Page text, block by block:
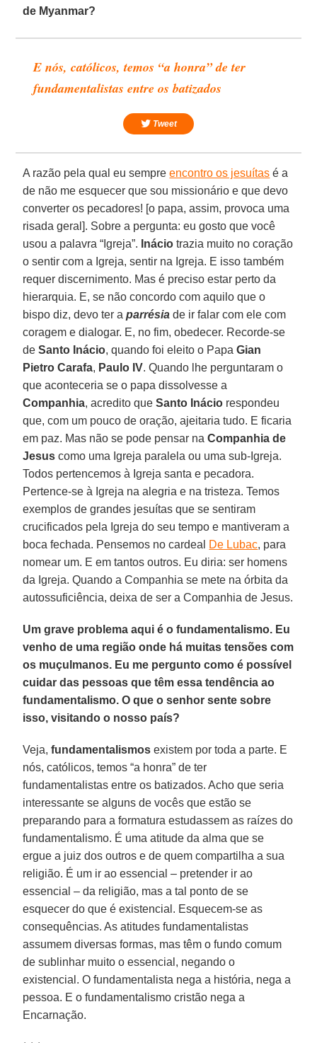
de Myanmar?
E nós, católicos, temos “a honra” de ter
fundamentalistas entre os batizados
Tweet
A razão pela qual eu sempreencontro os jesuítas é a
de não me esquecer que sou missionário e que devo
converter os pecadores! [o papa, assim, provoca uma
risada geral]. Sobre a pergunta: eu gosto que você
usou a palavra “Igreja”. Inácio trazia muito no coração
o sentir com a Igreja, sentir na Igreja. E isso também
requer discernimento. Mas é preciso estar perto da
hierarquia. E, se não concordo com aquilo que o
bispo diz, devo ter aparrésia de ir falar com ele com
coragem e dialogar. E, no fim, obedecer. Recorde-se
deSanto Inácio, quando foi eleito o Papa Gian
Pietro Carafa, Paulo IV. Quando lhe perguntaram o
que aconteceria se o papa dissolvesse a
Companhia, acredito queSanto Inácio respondeu
que, com um pouco de oração, ajeitaria tudo. E ficaria
em paz. Mas não se pode pensar naCompanhia de
Jesus como uma Igreja paralela ou uma sub-Igreja.
Todos pertencemos à Igreja santa e pecadora.
Pertence-se à Igreja na alegria e na tristeza. Temos
exemplos de grandes jesuítas que se sentiram
crucificados pela Igreja do seu tempo e mantiveram a
boca fechada. Pensemos no cardeal De Lubac, para
nomear um. E em tantos outros. Eu diria: ser homens
da Igreja. Quando a Companhia se mete na órbita da
autossuficiência, deixa de ser a Companhia de Jesus.
Um grave problema aqui é o fundamentalismo. Eu
venho de uma região onde há muitas tensões com
os muçulmanos. Eu me pergunto como é possível
cuidar das pessoas que têm essa tendência ao
fundamentalismo. O que o senhor sente sobre
isso, visitando o nosso país?
Veja,fundamentalismos existem por toda a parte. E
nós, católicos, temos “a honra” de ter
fundamentalistas entre os batizados. Acho que seria
interessante se alguns de vocês que estão se
preparando para a formatura estudassem as raízes do
fundamentalismo. É uma atitude da alma que se
ergue a juiz dos outros e de quem compartilha a sua
religião. É um ir ao essencial – pretender ir ao
essencial – da religião, mas a tal ponto de se
esquecer do que é existencial. Esquecem-se as
consequências. As atitudes fundamentalistas
assumem diversas formas, mas têm o fundo comum
de sublinhar muito o essencial, negando o
existencial. O fundamentalista nega a história, nega a
pessoa. E o fundamentalismo cristão nega a
Encarnação.